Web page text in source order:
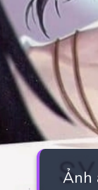
Ảnh